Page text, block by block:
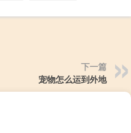
下一篇
宠物怎么运到外地